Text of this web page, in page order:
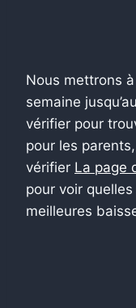
Nous mettrons
semaine
vérifier pour
pour les
vérifier La page
pour voir
meilleures